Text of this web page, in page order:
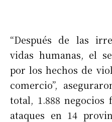
“Después de las
vidas humanas, el
por los hechos de
comercio”,
total, 1.888
ataques en 14